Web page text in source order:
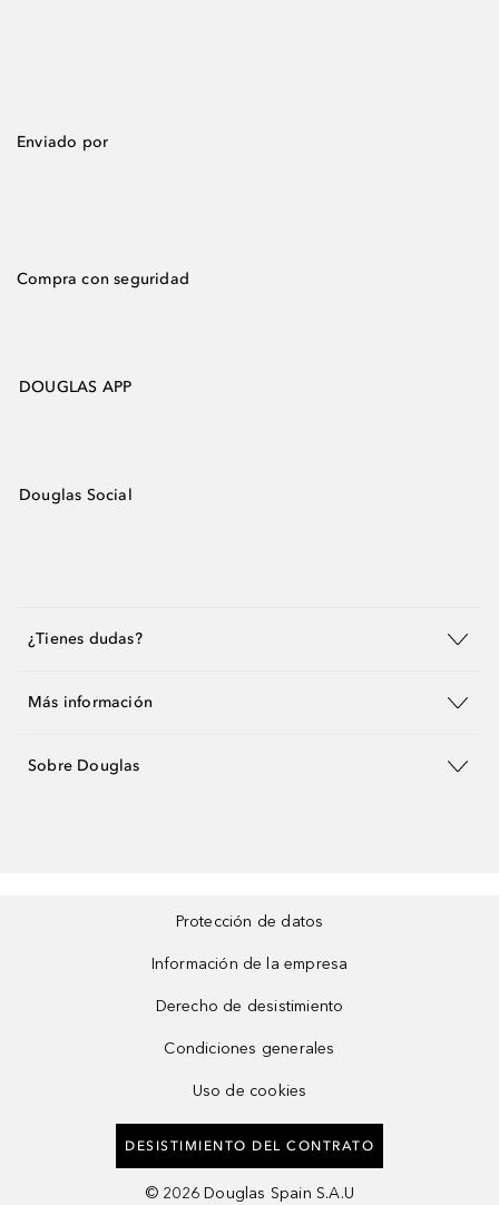
Enviado por
Compra con seguridad
DOUGLAS APP
Douglas Social
¿Tienes dudas?
Más información
Sobre Douglas
Protección de datos
Información de la empresa
Derecho de desistimiento
Condiciones generales
Uso de cookies
DESISTIMIENTO DEL CONTRATO
© 2026 Douglas Spain S.A.U